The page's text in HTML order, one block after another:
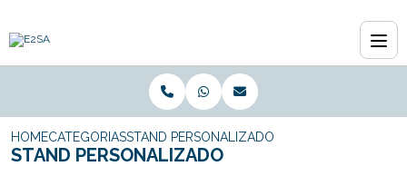
HOMECATEGORIASSTAND PERSONALIZADO
STAND PERSONALIZADO